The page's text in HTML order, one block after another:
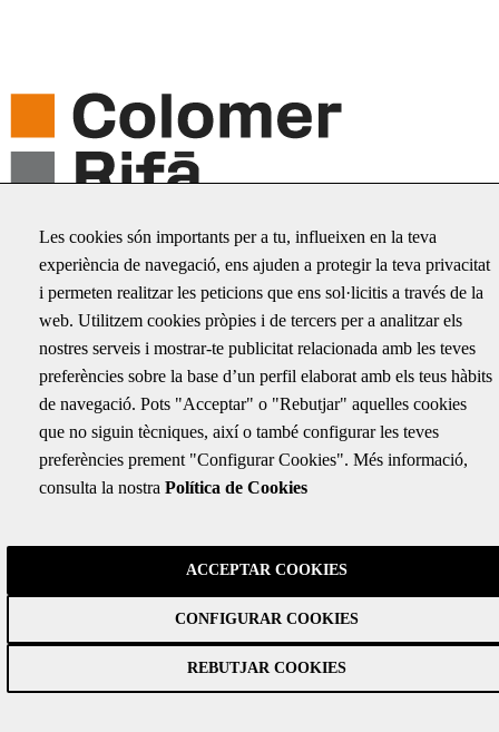
Les cookies són importants per a tu, influeixen en la teva
experiència de navegació, ens ajuden a protegir la teva privacitat
i permeten realitzar les peticions que ens sol·licitis a través de la
web. Utilitzem cookies pròpies i de tercers per a analitzar els
nostres serveis i mostrar-te publicitat relacionada amb les teves
preferències sobre la base d’un perfil elaborat amb els teus hàbits
de navegació. Pots "Acceptar" o "Rebutjar" aquelles cookies
que no siguin tècniques, així o també configurar les teves
preferències prement "Configurar Cookies". Més informació,
consulta la nostra Política de Cookies
CONFIGURAR COOKIES
REBUTJAR COOKIES
ACCEPTAR COOKIES